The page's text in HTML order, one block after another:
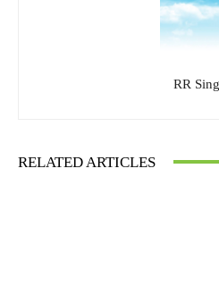
RR
RELATED ARTICLES